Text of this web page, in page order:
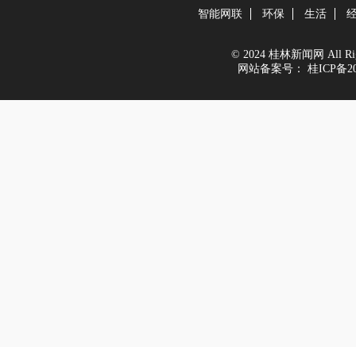
智能网联 环保 生活
© 2024 桂林新闻网 All
网站备案号：
桂ICP备